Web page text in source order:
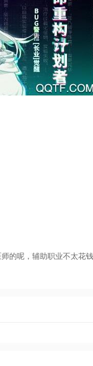
的呢，辅助职业不太花